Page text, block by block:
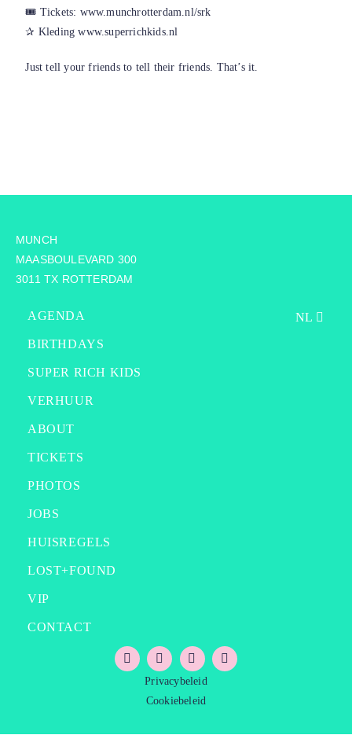
🎟 Tickets: www.munchrotterdam.nl/srk
✰ Kledingwww.superrichkids.nl
Just tell your friends to tell their friends. That’s it.
MUNCH
MAASBOULEVARD 300
3011 TX ROTTERDAM
AGENDA
BIRTHDAYS
SUPER RICH KIDS
VERHUUR
ABOUT
TICKETS
PHOTOS
JOBS
HUISREGELS
LOST+FOUND
VIP
CONTACT
NL
Privacybeleid
Cookiebeleid